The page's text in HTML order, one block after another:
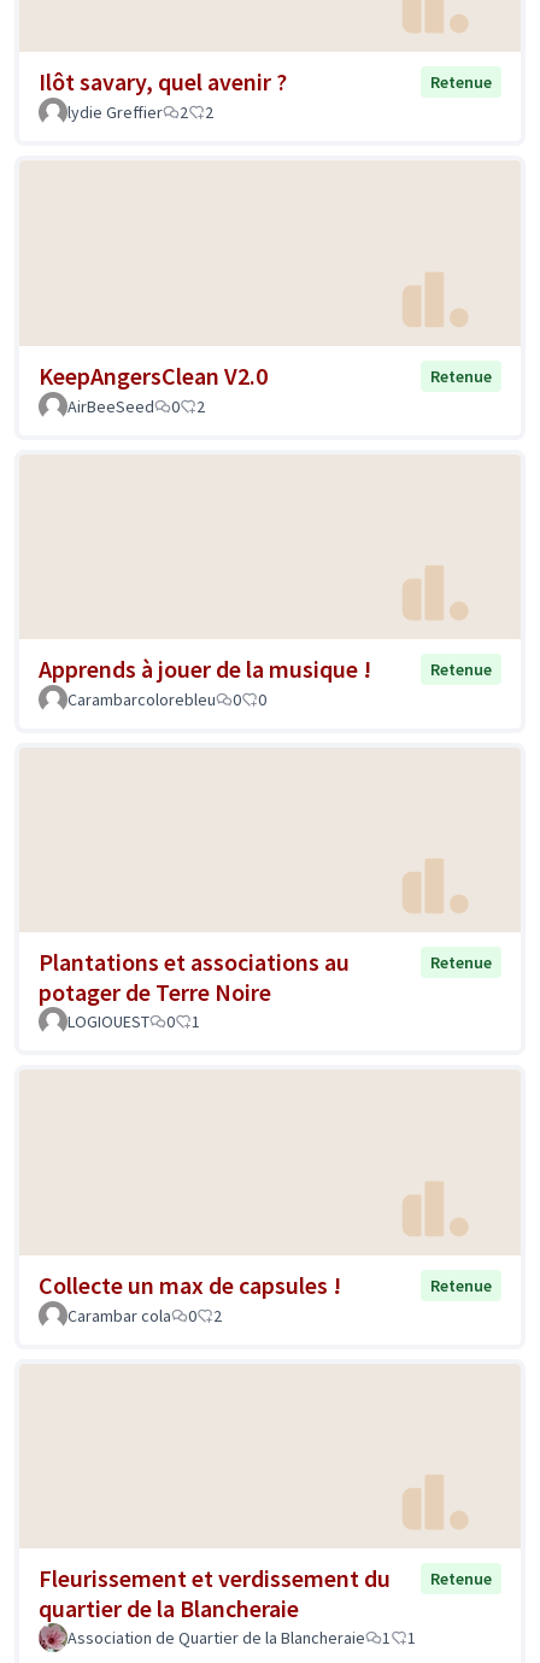
Ilôt savary, quel avenir ?
Retenue
lydie Greffier
2 2
KeepAngersClean V2.0
Retenue
AirBeeSeed
0 2
Apprends à jouer de la musique !
Retenue
Carambarcolorebleu
0 0
Plantations et associations au
potager de Terre Noire
Retenue
LOGIOUEST 0 1
Collecte un max de capsules !
Retenue
Carambar cola
0 2
Fleurissement et verdissement du
quartier de la Blancheraie
Retenue
Association de Quartier de la Blancheraie 1 1